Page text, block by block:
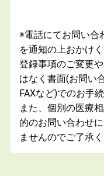
※電話にてお問い合
を通知の上おかけく
登録事項のご変更
はなく書面(お問い
FAXなど)でのお手
また、個別の医療
的のお問い合わせ
ませんのでご了承く